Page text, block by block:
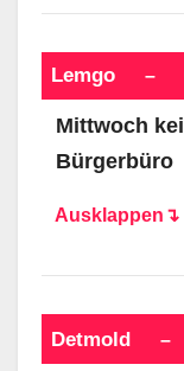
Lemgo –
Mittwoch
Bürgerbüro
Ausklappen↴
Detmold –